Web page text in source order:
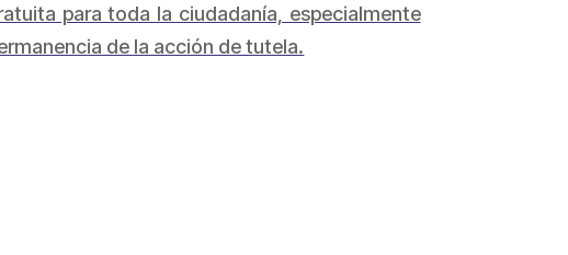
para toda la ciudadanía, especialmente
de la acción de tutela.